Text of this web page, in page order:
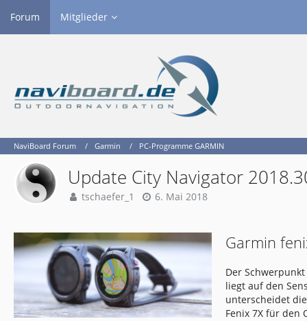
Forum Mitglieder
NaviBoard Forum Garmin PC-Programme GARMIN
Update City Navigator
tschaefer_1 6. Mai 2018
Garmin
Der
liegt auf den
unterscheidet
Fenix 7X für den